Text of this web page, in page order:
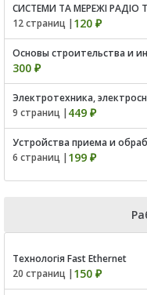
СИСТЕМИ ТА МЕРЕЖІ РАДІО
12 страниц | 120 ₽
Основы строительства и
300 ₽
Электротехника,
9 страниц | 449 ₽
Устройства приема и
6 страниц | 199 ₽
Технологія Fast Ethernet
20 страниц | 150 ₽